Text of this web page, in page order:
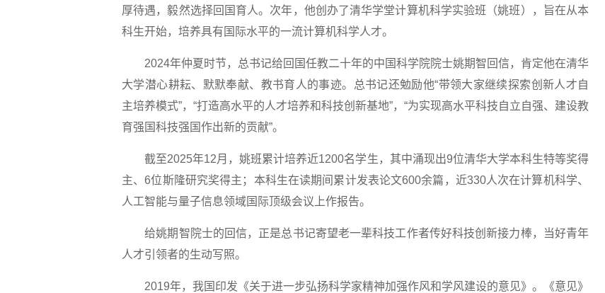
厚待遇，毅然选择回国育人。次年，他创办了清华学堂计算机科学实验班（姚班），旨在从本
科生开始，培养具有国际水平的一流计算机科学人才。
2024年仲夏时节，总书记给回国任教二十年的中国科学院院士姚期智回信，肯定他在清华
大学潜心耕耘、默默奉献、教书育人的事迹。总书记还勉励他“带领大家继续探索创新人才自
主培养模式”，“打造高水平的人才培养和科技创新基地”，“为实现高水平科技自立自强、建设教
育强国科技强国作出新的贡献”。
截至2025年12月，姚班累计培养近1200名学生，其中涌现出9位清华大学本科生特等奖得
主、6位斯隆研究奖得主；本科生在读期间累计发表论文600余篇，近330人次在计算机科学、
人工智能与量子信息领域国际顶级会议上作报告。
给姚期智院士的回信，正是总书记寄望老一辈科技工作者传好科技创新接力棒，当好青年
人才引领者的生动写照。
2019年，我国印发《关于进一步弘扬科学家精神加强作风和学风建设的意见》。《意见》